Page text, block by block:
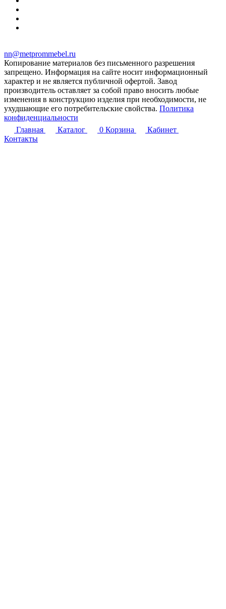
nn@metprommebel.ru
Копирование материалов без письменного разрешения
запрещено. Информация на сайте носит информационный
характер и не является публичной офертой. Завод
производитель оставляет за собой право вносить любые
изменения в конструкцию изделия при необходимости, не
ухудшающие его потребительские свойства. Политика
конфиденциальности
Главная
Каталог 0 Корзина
Кабинет
Контакты